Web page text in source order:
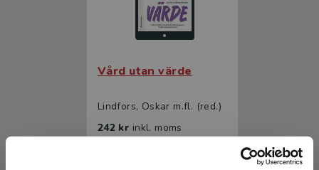
Vård utan värde
Lindfors, Oskar m.fl. (red.)
242 kr inkl. moms